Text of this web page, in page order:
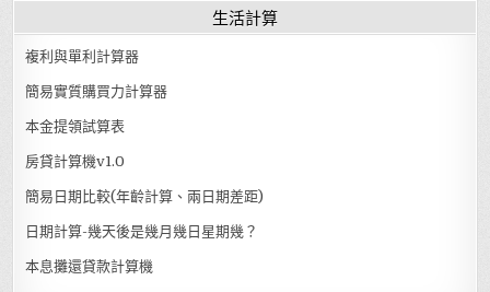
生活計算
複利與單利計算器
簡易實質購買力計算器
本金提領試算表
房貸計算機v1.0
簡易日期比較(年齡計算、兩日期差距)
日期計算-幾天後是幾月幾日星期幾？
本息攤還貸款計算機